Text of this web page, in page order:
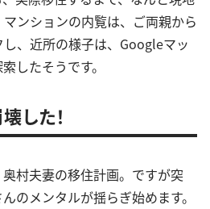
ンションの内覧は、ご両親から
、近所の様子は、Googleマッ
したそうです。
した！
村夫妻の移住計画。ですが突
のメンタルが揺らぎ始めます。